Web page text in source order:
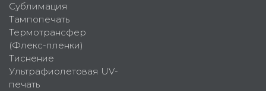
Сублимация
Тампопечать
Термотрансфер
(Флекс-пленки)
Тиснение
Ультрафиолетовая UV-
печать